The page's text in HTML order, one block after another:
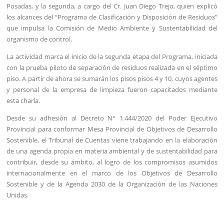
Posadas, y la segunda, a cargo del Cr. Juan Diego Trejo, quien explicó
los alcances del “Programa de Clasificación y Disposición de Residuos”
que impulsa la Comisión de Medio Ambiente y Sustentabilidad del
organismo de control.
La actividad marca el inicio de la segunda etapa del Programa, iniciada
con la prueba piloto de separación de residuos realizada en el séptimo
piso. A partir de ahora se sumarán los pisos pisos 4 y 10, cuyos agentes
y personal de la empresa de limpieza fueron capacitados mediante
esta charla.
Desde su adhesión al Decreto N° 1.444/2020 del Poder Ejecutivo
Provincial para conformar Mesa Provincial de Objetivos de Desarrollo
Sostenible, el Tribunal de Cuentas viene trabajando en la elaboración
de una agenda propia en materia ambiental y de sustentabilidad para
contribuir, desde su ámbito, al logro de los compromisos asumidos
internacionalmente en el marco de los Objetivos de Desarrollo
Sostenible y de la Agenda 2030 de la Organización de las Naciones
Unidas.